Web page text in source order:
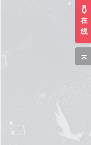
在
线